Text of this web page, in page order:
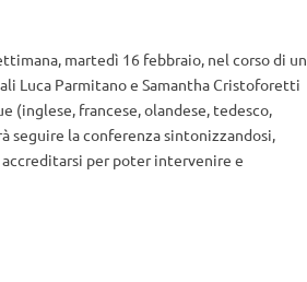
martedì 16 febbraio, nel corso di un
Luca Parmitano e Samantha Cristoforetti
(inglese, francese, olandese, tedesco,
seguire la conferenza sintonizzandosi,
per poter intervenire e